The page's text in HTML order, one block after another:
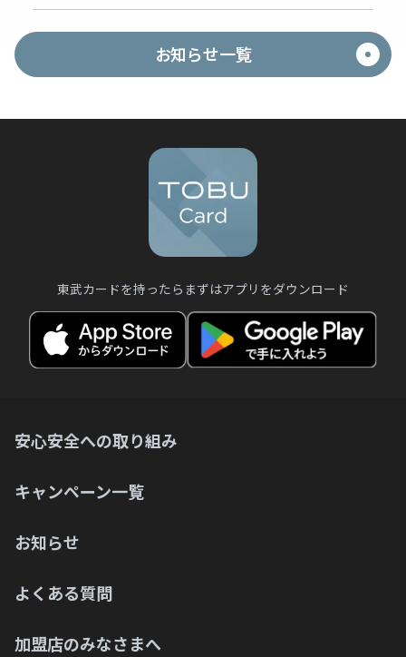
お知らせ一覧
東武カードを持ったらまずはアプリをダウンロード
安心安全への取り組み
キャンペーン一覧
お知らせ
よくある質問
加盟店のみなさまへ